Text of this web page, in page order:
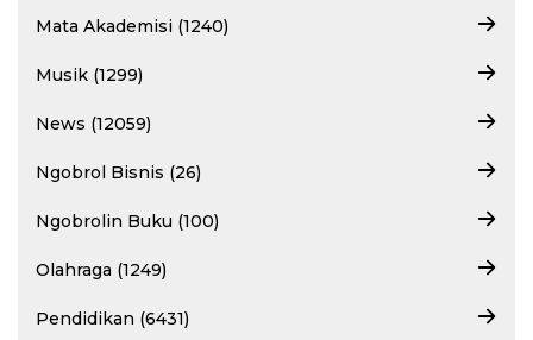
Mata Akademisi (1240)
Musik (1299)
News (12059)
Ngobrol Bisnis (26)
Ngobrolin Buku (100)
Olahraga (1249)
Pendidikan (6431)